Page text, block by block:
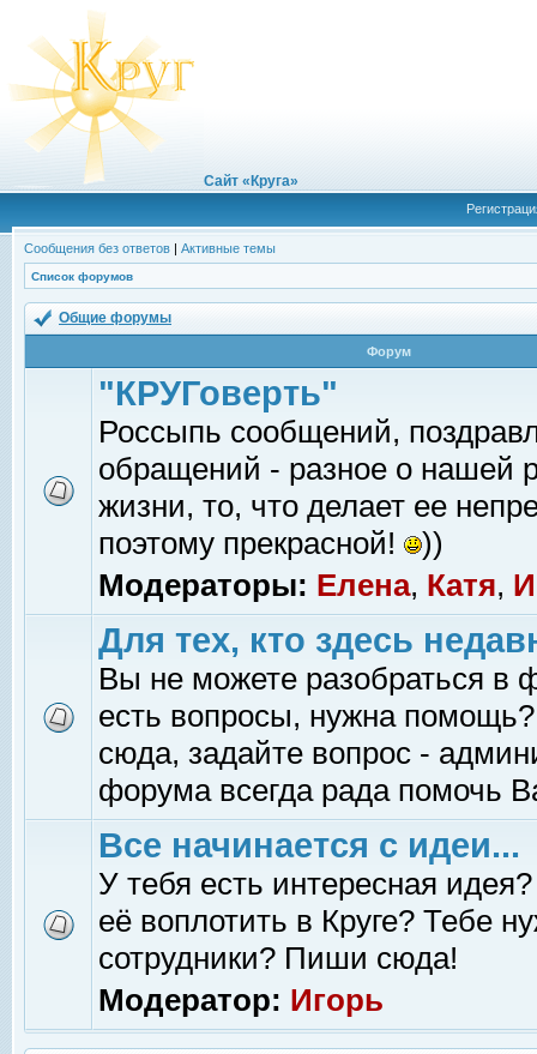
Сайт «Круга»
Сообщения без ответов | Активные темы
Список форумов
Общие форумы
Форум
"КРУГоверть"
Россыпь сообщений,
обращений - разное о нашей
жизни, то, что делает ее
поэтому прекрасной!
))
Модераторы: Елена, Катя,
Для тех, кто здесь
Вы не можете разобраться в
есть вопросы, нужна помощь?
сюда, задайте вопрос -
форума всегда рада помочь
Все начинается с идеи...
У тебя есть интересная
её воплотить в Круге? Тебе
сотрудники? Пиши сюда!
Модератор: Игорь